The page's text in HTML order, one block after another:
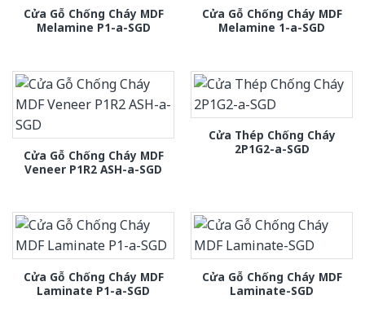
Cửa Gỗ Chống Cháy MDF
Melamine P1-a-SGD
Cửa Gỗ Chống Cháy MDF
Melamine 1-a-SGD
Cửa Gỗ Chống Cháy MDF
Veneer P1R2 ASH-a-SGD
Cửa Thép Chống Cháy
2P1G2-a-SGD
Cửa Gỗ Chống Cháy MDF
Laminate P1-a-SGD
Cửa Gỗ Chống Cháy MDF
Laminate-SGD